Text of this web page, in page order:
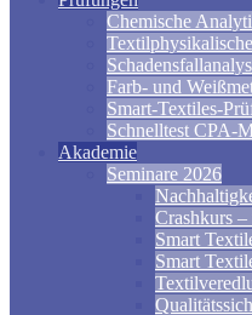
Chemische
Farb- und
Smart-Textiles-
Schnelltest CPA-
Akademie
Seminare 2026
Crashkurs
Smart
Smart